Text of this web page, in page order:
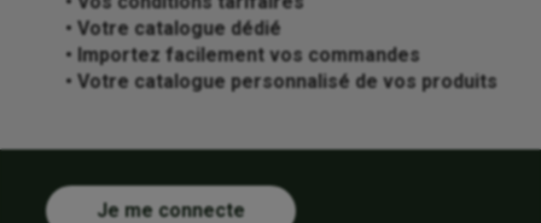
• Votre catalogue dédié
• Importez facilement vos commandes
• Votre catalogue personnalisé de vos produits
Je me connecte